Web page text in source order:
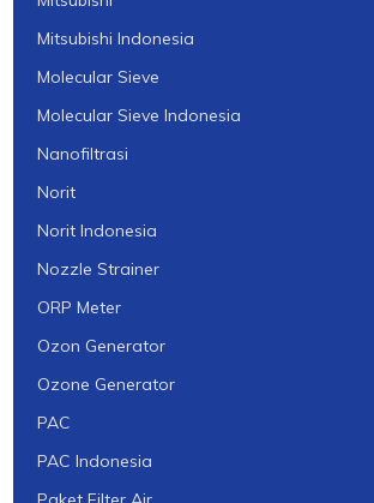
Mitsubishi Indonesia
Molecular Sieve
Molecular Sieve Indonesia
Nanofiltrasi
Norit
Norit Indonesia
Nozzle Strainer
ORP Meter
Ozon Generator
Ozone Generator
PAC
PAC Indonesia